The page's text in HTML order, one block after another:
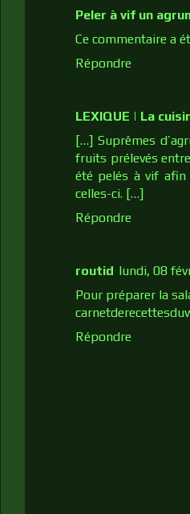
Peler à vif un
Ce commentaire a
Répondre
LEXIQUE | La
[…] Suprêmes
fruits prélevés
été pelés à vif afin
celles-ci. […]
Répondre
routid lundi, 08
Pour préparer la
Répondre